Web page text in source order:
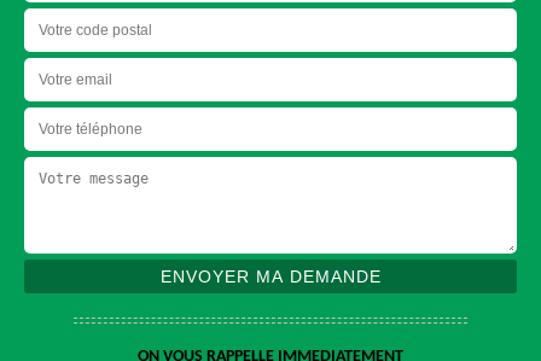
ON VOUS RAPPELLE IMMEDIATEMENT